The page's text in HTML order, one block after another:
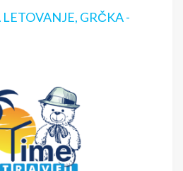
GRČKA -